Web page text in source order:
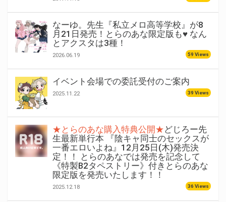
なーゆ。先生『私立メロ高等学校』が8
月21日発売！とらのあな限定版も♥ なん
とアクスタは3種！
2026.06.19 59 Views
イベント会場での委託受付のご案内
2025.11.22 39 Views
★とらのあな購入特典公開★どじろー先
生最新単行本 『陰キャ同士のセックスが
一番エロいよね』12月25日(木)発売決
定！！ とらのあなでは発売を記念して
《特製B2タペストリー》付きとらのあな
限定版を発売いたします！！
2025.12.18 36 Views